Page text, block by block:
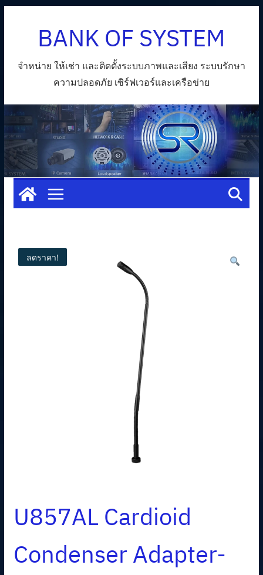
BANK OF SYSTEM
จำหน่าย ให้เช่า และติดตั้งระบบภาพและเสียง ระบบรักษา
ความปลอดภัย เซิร์ฟเวอร์และเครือข่าย
ลดราคา!
U857AL Cardioid
Condenser Adapter-